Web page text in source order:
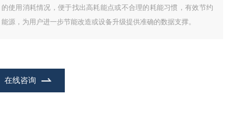
的使用消耗情况，便于找出高耗能点或不合理的耗能习惯，有效节约
能源，为用户进一步节能改造或设备升级提供准确的数据支撑。
在线咨询